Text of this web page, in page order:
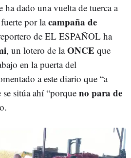
ha dado una vuelta de tuerca a
por lacampaña de
de EL ESPAÑOL ha
, un lotero de laONCE que
en la puerta del
a este diario que “a
sitúa ahí “porque no para de